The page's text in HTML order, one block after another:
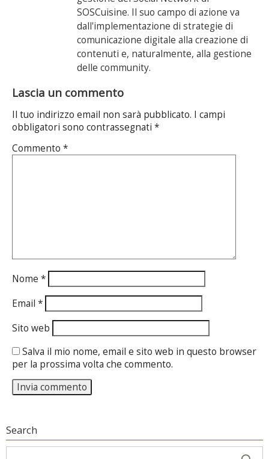
SOSCuisine. Il suo campo di azione va
dall'implementazione di strategie di
comunicazione digitale alla creazione di
contenuti e, naturalmente, alla gestione
delle community.
Lascia un commento
Il tuo indirizzo email non sarà pubblicato. I campi
obbligatori sono contrassegnati *
Commento *
Nome *
Email *
Sito web
Salva il mio nome, email e sito web in questo browser
per la prossima volta che commento.
Search